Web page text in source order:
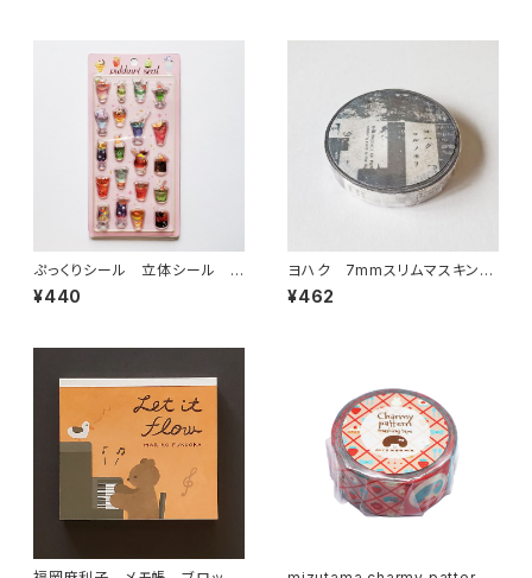
ぷっくりシール 立体シール ク
リームソーダ ドリンク
¥440
ヨハク 7mmスリムマスキング
テープ ヨルノモリ L-018
¥462